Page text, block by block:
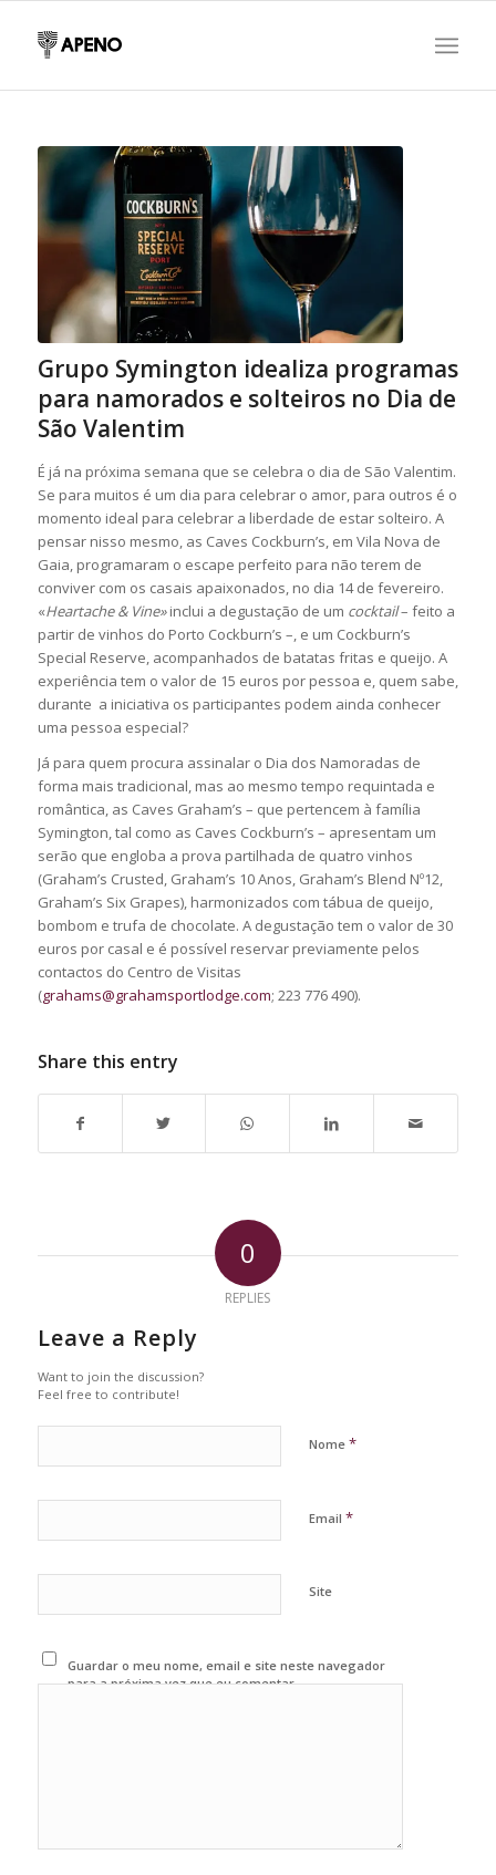
Grupo Symington idealiza programas
para namorados e solteiros no Dia de
São Valentim
É já na próxima semana que se celebra o dia de São Valentim.
Se para muitos é um dia para celebrar o amor, para outros é o
momento ideal para celebrar a liberdade de estar solteiro. A
pensar nisso mesmo, as Caves Cockburn’s, em Vila Nova de
Gaia, programaram o escape perfeito para não terem de
conviver com os casais apaixonados, no dia 14 de fevereiro.
«Heartache & Vine»inclui a degustação de um cocktail– feito a
partir de vinhos do Porto Cockburn’s –, e um Cockburn’s
Special Reserve, acompanhados de batatas fritas e queijo. A
experiência tem o valor de 15 euros por pessoa e, quem sabe,
durante a iniciativa os participantes podem ainda conhecer
uma pessoa especial?
Já para quem procura assinalar o Dia dos Namoradas de
forma mais tradicional, mas ao mesmo tempo requintada e
romântica, as Caves Graham’s – que pertencem à família
Symington, tal como as Caves Cockburn’s – apresentam um
serão que engloba a prova partilhada de quatro vinhos
(Graham’s Crusted, Graham’s 10 Anos, Graham’s Blend Nº12,
Graham’s Six Grapes), harmonizados com tábua de queijo,
bombom e trufa de chocolate. A degustação tem o valor de 30
euros por casal e é possível reservar previamente pelos
contactos do Centro de Visitas
(grahams@grahamsportlodge.com; 223 776 490).
Share this entry
0
REPLIES
Leave a Reply
Want to join the discussion?
Feel free to contribute!
Nome *
Email *
Site
Guardar o meu nome, email e site neste navegador
para a próxima vez que eu comentar.